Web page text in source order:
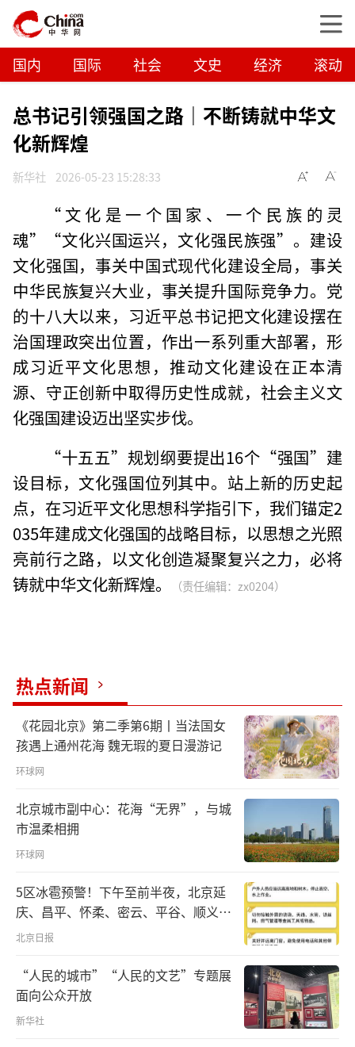
国内 国际 社会 文史 经济 滚动
总书记引领强国之路｜不断铸就中华文
化新辉煌
新华社 2026-05-23 15:28:33
“文化是一个国家、一个民族的灵
魂”“文化兴国运兴，文化强民族强”。建设
文化强国，事关中国式现代化建设全局，事关
中华民族复兴大业，事关提升国际竞争力。党
的十八大以来，习近平总书记把文化建设摆在
治国理政突出位置，作出一系列重大部署，形
成习近平文化思想，推动文化建设在正本清
源、守正创新中取得历史性成就，社会主义文
化强国建设迈出坚实步伐。
“十五五”规划纲要提出16个“强国”建
设目标，文化强国位列其中。站上新的历史起
点，在习近平文化思想科学指引下，我们锚定2
035年建成文化强国的战略目标，以思想之光照
亮前行之路，以文化创造凝聚复兴之力，必将
铸就中华文化新辉煌。
（责任编辑：zx0204）
热点新闻
《花园北京》第二季第6期丨当法国女
孩遇上通州花海 魏无瑕的夏日漫游记
环球网
北京城市副中心：花海“无界”，与城
市温柔相拥
环球网
5区冰雹预警！下午至前半夜，北京延
庆、昌平、怀柔、密云、平谷、顺义、
门头沟、房山等区有较明显降雨，伴七
北京日报
“人民的城市”“人民的文艺”专题展
面向公众开放
新华社